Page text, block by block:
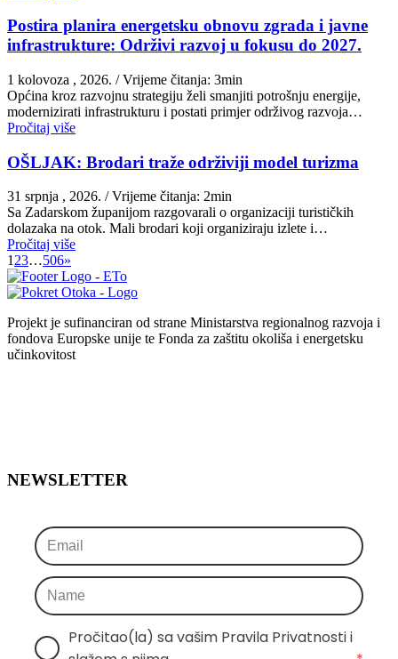
Postira planira energetsku obnovu zgrada i javne
infrastrukture: Održivi razvoj u fokusu do 2027.
1 kolovoza , 2026. / Vrijeme čitanja: 3min
Općina kroz razvojnu strategiju želi smanjiti potrošnju energije,
modernizirati infrastrukturu i postati primjer održivog razvoja…
Pročitaj više
OŠLJAK: Brodari traže održiviji model turizma
31 srpnja , 2026. / Vrijeme čitanja: 2min
Sa Zadarskom županijom razgovarali o organizaciji turističkih
dolazaka na otok. Mali brodari koji organiziraju izlete i…
Pročitaj više
123…506»
Projekt je sufinanciran od strane Ministarstva regionalnog razvoja i
fondova Europske unije te Fonda za zaštitu okoliša i energetsku
učinkovitost
NEWSLETTER
Pročitao(la) sa vašim Pravila Privatnosti i